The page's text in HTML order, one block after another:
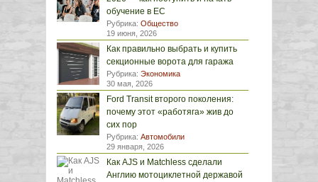
обучение в ЕС
Рубрика: Общество
19 июня, 2026
Как правильно выбрать и купить
секционные ворота для гаража
Рубрика: Экономика
30 мая, 2026
Ford Transit второго поколения:
почему этот «работяга» жив до
сих пор
Рубрика: Автомобили
29 января, 2026
Как AJS и Matchless сделали
Англию мотоциклетной державой